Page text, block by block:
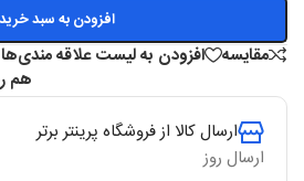
افزودن به سبد خرید
مقایسه
افزودن به لیست علاقه مندی‌ها
هم
ارسال کالا از فروشگاه پرینتر برتر
ارسال روز